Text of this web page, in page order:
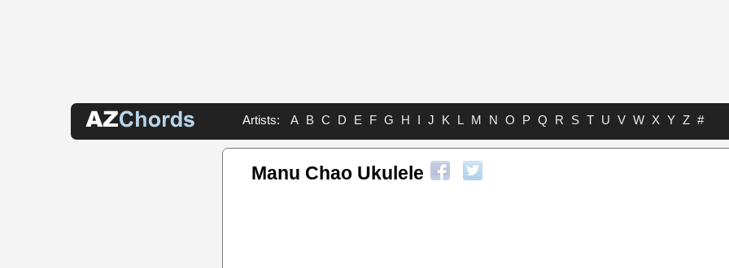
Artists: A B C D E F G H I J K L M N O P Q R S T U V W X Y Z #
Manu Chao Ukulele